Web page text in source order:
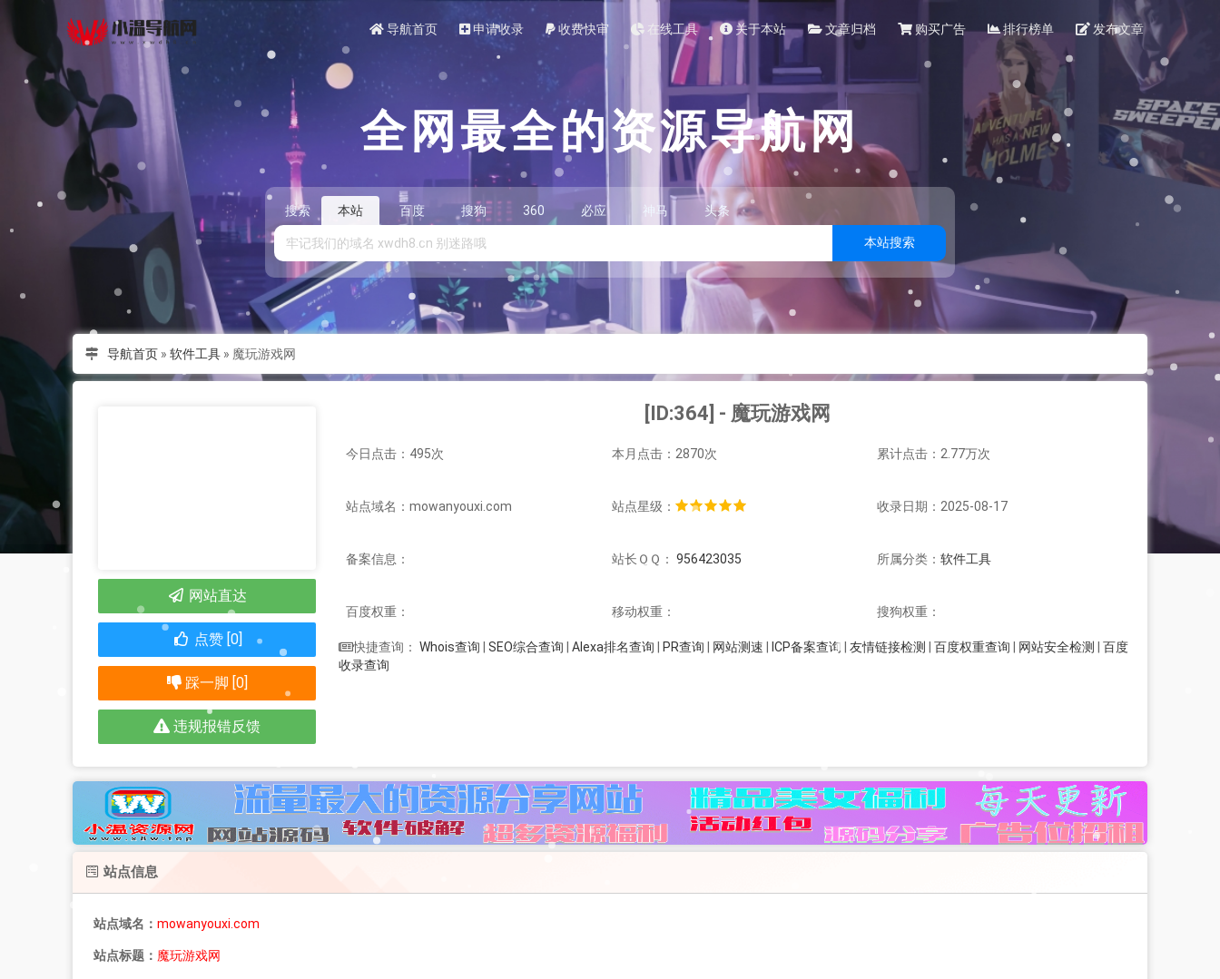
导航首页 申请收录 收费快审 在线工具 关于本站 文章归档 购买广告 排行榜单 发布文章
全网最全的资源导航网
搜索 本站 百度 搜狗 360 必应 神马 头条
本站搜索
导航首页» 软件工具» 魔玩游戏网
[ID:364] - 魔玩游戏网
今日点击：495次 本月点击：2870次 累计点击：2.77万次
站点域名：mowanyouxi.com 站点星级： 收录日期：2025-08-17
备案信息： 站长ＱＱ： 956423035 所属分类：软件工具
百度权重： 移动权重： 搜狗权重：
快捷查询： Whois查询 SEO综合查询 Alexa排名查询 PR查询 网站测速 ICP备案查询 友情链接检测 百度权重查询 网站安全检测
百度
收录查询
网站直达
点赞 [0]
踩一脚 [0]
违规报错反馈
站点信息
站点域名： mowanyouxi.com
站点标题： 魔玩游戏网